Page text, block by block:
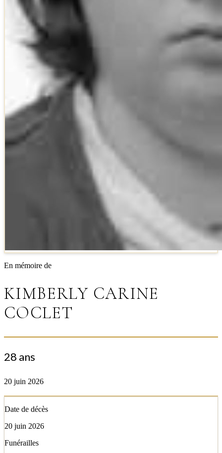
En mémoire de
KIMBERLY CARINE
COCLET
28 ans
20 juin 2026
Date de décès
20 juin 2026
Funérailles